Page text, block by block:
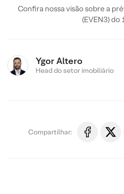
Confira nossa visão sobre a
(EVEN3) do
Ygor Altero
Head do setor imobiliário
Compartilhar: